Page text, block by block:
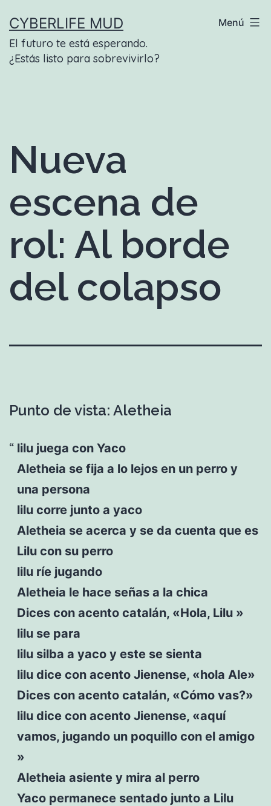
contenido
CYBERLIFE MUD
El futuro te está esperando.
¿Estás listo para sobrevivirlo?
Menú
Nueva
escena de
rol: Al borde
del colapso
Punto de vista: Aletheia
lilu juega con Yaco
Aletheia se fija a lo lejos en un perro y
una persona
lilu corre junto a yaco
Aletheia se acerca y se da cuenta que es
Lilu con su perro
lilu ríe jugando
Aletheia le hace señas a la chica
Dices con acento catalán, «Hola, Lilu »
lilu se para
lilu silba a yaco y este se sienta
lilu dice con acento Jienense, «hola Ale»
Dices con acento catalán, «Cómo vas?»
lilu dice con acento Jienense, «aquí
vamos, jugando un poquillo con el amigo
»
Aletheia asiente y mira al perro
Yaco permanece sentado junto a Lilu